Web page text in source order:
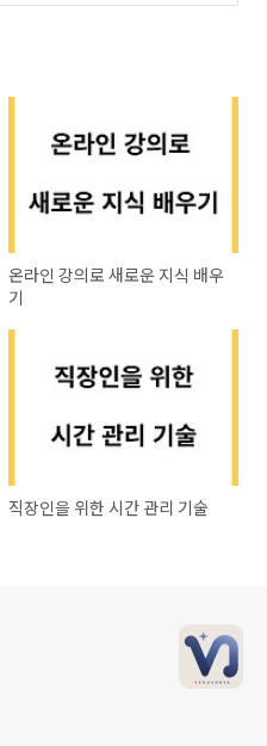
온라인 강의로 새로운 지식 배우
기
직장인을 위한 시간 관리 기술